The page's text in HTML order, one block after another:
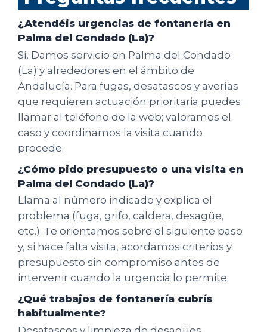
¿Atendéis urgencias de fontanería en
Palma del Condado (La)?
Sí. Damos servicio en Palma del Condado
(La) y alrededores en el ámbito de
Andalucía. Para fugas, desatascos y averías
que requieren actuación prioritaria puedes
llamar al teléfono de la web; valoramos el
caso y coordinamos la visita cuando
procede.
¿Cómo pido presupuesto o una visita en
Palma del Condado (La)?
Llama al número indicado y explica el
problema (fuga, grifo, caldera, desagüe,
etc.). Te orientamos sobre el siguiente paso
y, si hace falta visita, acordamos criterios y
presupuesto sin compromiso antes de
intervenir cuando la urgencia lo permite.
¿Qué trabajos de fontanería cubrís
habitualmente?